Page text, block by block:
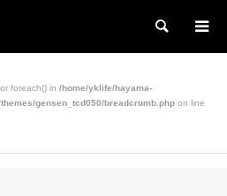
検索
foreach() in /home/yklife/hayama-
gensen_tcd050/breadcrumb.php on line